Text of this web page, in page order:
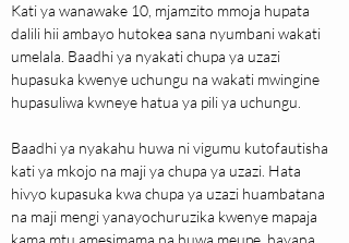
Kati ya wanawake 10, mjamzito mmoja hupata
dalili hii ambayo hutokea sana nyumbani wakati
umelala. Baadhi ya nyakati chupa ya uzazi
hupasuka kwenye uchungu na wakati mwingine
hupasuliwa kwneye hatua ya pili ya uchungu.
Baadhi ya nyakahu huwa ni vigumu kutofautisha
kati ya mkojo na maji ya chupa ya uzazi. Hata
hivyo kupasuka kwa chupa ya uzazi huambatana
na maji mengi yanayochuruzika kwenye mapaja